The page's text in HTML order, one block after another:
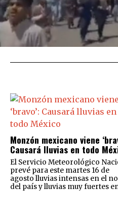
Monzón mexicano viene
Causará lluvias en todo
El Servicio Meteorológico
prevé para este martes 16 de
agosto lluvias intensas en el
del país y lluvias muy fuertes